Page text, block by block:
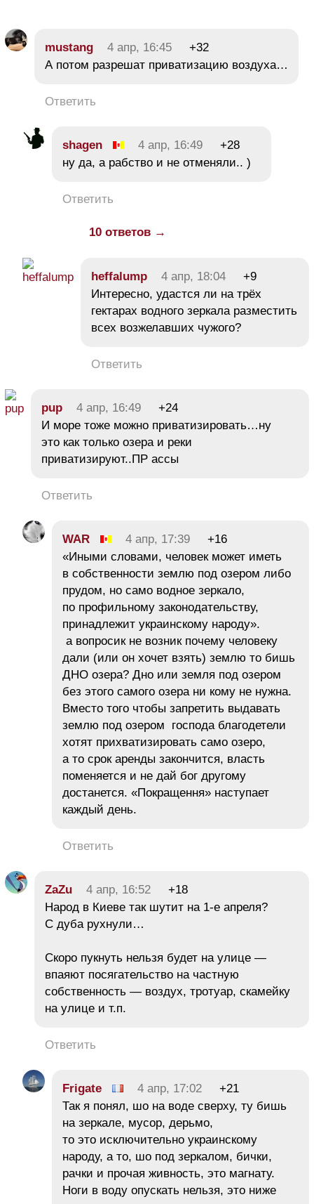
mustang 4 апр, 16:45
+32
А потом разрешат приватизацию воздуха…
Ответить
shagen 4 апр, 16:49
+28
ну да, а рабство и не отменяли.. )
Ответить
10 ответов →
heffalump 4 апр, 18:04
+9
Интересно, удастся ли на трёх
гектарах водного зеркала разместить
всех возжелавших чужого?
Ответить
pup 4 апр, 16:49
+24
И море тоже можно приватизировать…ну
это как только озера и реки
приватизируют..ПР ассы
Ответить
WAR 4 апр, 17:39
+16
«Иными словами, человек может иметь
в собственности землю под озером либо
прудом, но само водное зеркало,
по профильному законодательству,
принадлежит украинскому народу».
а вопросик не возник почему человеку
дали (или он хочет взять) землю то бишь
ДНО озера? Дно или земля под озером
без этого самого озера ни кому не нужна.
Вместо того чтобы запретить выдавать
землю под озером господа благодетели
хотят прихватизировать само озеро,
а то срок аренды закончится, власть
поменяется и не дай бог другому
достанется. «Покращення» наступает
каждый день.
Ответить
ZaZu 4 апр, 16:52
+18
Народ в Киеве так шутит на 1-е апреля?
С дуба рухнули…
Скоро пукнуть нельзя будет на улице —
впаяют посягательство на частную
собственность — воздух, тротуар, скамейку
на улице и т.п.
Ответить
Frigate 4 апр, 17:02
+21
Так я понял, шо на воде сверху, ту бишь
на зеркале, мусор, дерьмо,
то это исключительно украинскому
народу, а то, шо под зеркалом, бички,
рачки и прочая живность, это магнату.
Ноги в воду опускать нельзя, это ниже